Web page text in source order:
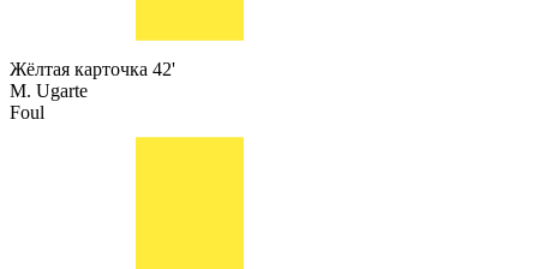
Жёлтая карточка 42'
M. Ugarte
Foul